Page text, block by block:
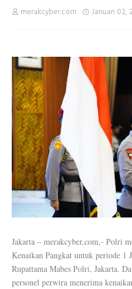
merakcyber.com Januari 02,
Jakarta – merakcyber,com,- Polri
Kenaikan Pangkat untuk periode 1
Rupattama Mabes Polri, Jakarta.
personel perwira menerima